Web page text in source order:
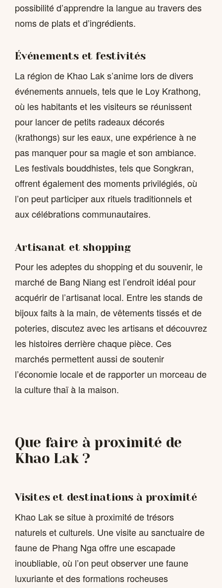
possibilité d’apprendre la langue au travers des
noms de plats et d’ingrédients.
Événements et festivités
La région de Khao Lak s’anime lors de divers
événements annuels, tels que le Loy Krathong,
où les habitants et les visiteurs se réunissent
pour lancer de petits radeaux décorés
(krathongs) sur les eaux, une expérience à ne
pas manquer pour sa magie et son ambiance.
Les festivals bouddhistes, tels que Songkran,
offrent également des moments privilégiés, où
l’on peut participer aux rituels traditionnels et
aux célébrations communautaires.
Artisanat et shopping
Pour les adeptes du shopping et du souvenir, le
marché de Bang Niang est l’endroit idéal pour
acquérir de l’artisanat local. Entre les stands de
bijoux faits à la main, de vêtements tissés et de
poteries, discutez avec les artisans et découvrez
les histoires derrière chaque pièce. Ces
marchés permettent aussi de soutenir
l’économie locale et de rapporter un morceau de
la culture thaï à la maison.
Que faire à proximité de
Khao Lak ?
Visites et destinations à proximité
Khao Lak se situe à proximité de trésors
naturels et culturels. Une visite au sanctuaire de
faune de Phang Nga offre une escapade
inoubliable, où l’on peut observer une faune
luxuriante et des formations rocheuses